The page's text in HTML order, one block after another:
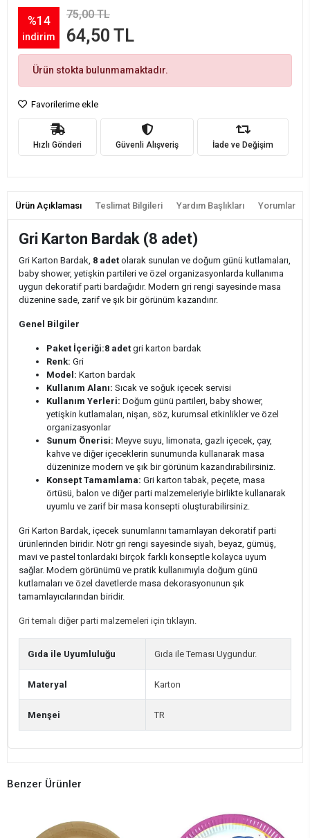
%14
indirim
75,00 TL
64,50 TL
Ürün stokta bulunmamaktadır.
Favorilerime ekle
Hızlı Gönderi Güvenli Alışveriş İade ve Değişim
Ürün Açıklaması Teslimat Bilgileri Yardım Başlıkları Yorumlar
Gri Karton Bardak (8 adet)
Gri Karton Bardak, 8 adet olarak sunulan ve doğum günü kutlamaları,
baby shower, yetişkin partileri ve özel organizasyonlarda kullanıma
uygun dekoratif parti bardağıdır. Modern gri rengi sayesinde masa
düzenine sade, zarif ve şık bir görünüm kazandırır.
Genel Bilgiler
Paket İçeriği:8 adet gri karton bardak
Renk: Gri
Model: Karton bardak
Kullanım Alanı: Sıcak ve soğuk içecek servisi
Kullanım Yerleri: Doğum günü partileri, baby shower,
yetişkin kutlamaları, nişan, söz, kurumsal etkinlikler ve özel
organizasyonlar
Sunum Önerisi: Meyve suyu, limonata, gazlı içecek, çay,
kahve ve diğer içeceklerin sunumunda kullanarak masa
düzeninize modern ve şık bir görünüm kazandırabilirsiniz.
Konsept Tamamlama: Gri karton tabak, peçete, masa
örtüsü, balon ve diğer parti malzemeleriyle birlikte kullanarak
uyumlu ve zarif bir masa konsepti oluşturabilirsiniz.
Gri Karton Bardak, içecek sunumlarını tamamlayan dekoratif parti
ürünlerinden biridir. Nötr gri rengi sayesinde siyah, beyaz, gümüş,
mavi ve pastel tonlardaki birçok farklı konseptle kolayca uyum
sağlar. Modern görünümü ve pratik kullanımıyla doğum günü
kutlamaları ve özel davetlerde masa dekorasyonunun şık
tamamlayıcılarından biridir.
Gri temalı diğer parti malzemeleri için tıklayın.
Gıda ile Uyumluluğu Gıda ile Teması Uygundur.
Materyal Karton
Menşei TR
Benzer Ürünler